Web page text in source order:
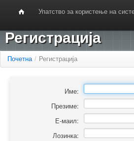
Упатство за користење на
Регистрација
Почетна / Регистрација
Име:
Презиме:
Е-маил:
Лозинка: